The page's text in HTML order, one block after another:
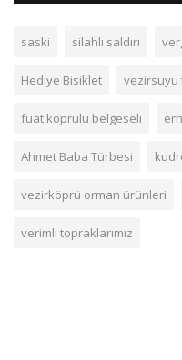
saski silahlı saldırı
Hediye Bisiklet vezirsuyu
fuat köprülü belgeseli
Ahmet Baba Türbesi
vezirköprü orman ürünleri
verimli topraklarımız